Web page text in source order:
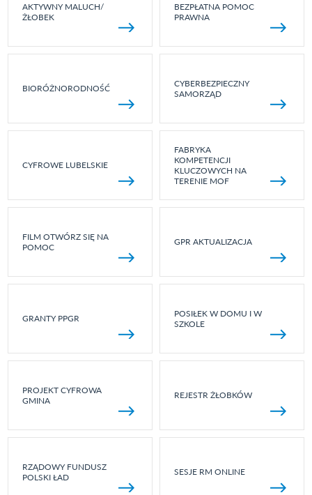
AKTYWNY MALUCH/
ŻŁOBEK
BEZPŁATNA POMOC
PRAWNA
BIORÓŻNORODNOŚĆ
CYBERBEZPIECZNY
SAMORZĄD
CYFROWE LUBELSKIE
FABRYKA
KOMPETENCJI
KLUCZOWYCH NA
TERENIE MOF
FILM OTWÓRZ SIĘ NA
POMOC
GPR AKTUALIZACJA
GRANTY PPGR
POSIŁEK W DOMU I W
SZKOLE
PROJEKT CYFROWA
GMINA
REJESTR ŻŁOBKÓW
RZĄDOWY FUNDUSZ
POLSKI ŁAD
SESJE RM ONLINE